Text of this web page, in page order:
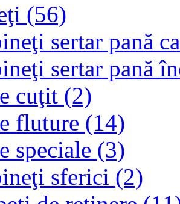
(56)
sertar pană
sertar pană
cuţit (2)
fluture (14)
speciale (3)
sferici (2)